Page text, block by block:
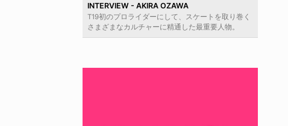
INTERVIEW - AKIRA OZAWA
T19初のプロライダーにして、スケートを取り巻く
さまざまなカルチャーに精通した最重要人物。